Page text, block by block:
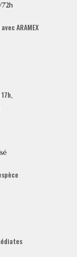
ARAMEX